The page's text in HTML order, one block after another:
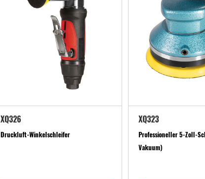
XQ326
Druckluft-Winkelschleifer
XQ323
Professioneller 5-Zoll-
Vakuum)